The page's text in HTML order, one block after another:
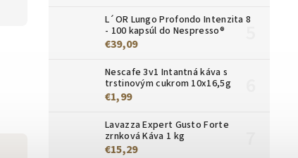
L´OR Lungo Profondo Intenzita 8
- 100 kapsúl do Nespresso®
€39,09
Nescafe 3v1 Intantná káva s
trstinovým cukrom 10x16,5g
€1,99
Lavazza Expert Gusto Forte
zrnková Káva 1 kg
€15,29